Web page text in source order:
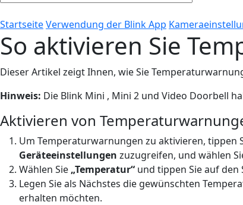
StartseiteVerwendung der Blink App
So aktivieren Sie
Dieser Artikel zeigt Ihnen, wie Sie
Hinweis: Die Blink Mini , Mini 2 und Video Doorbell
Aktivieren von
Um Temperaturwarnungen zu aktivieren, tippen
Geräteeinstellungen zuzugreifen, und wählen
Wählen Sie „Temperatur“ und tippen Sie auf den
Legen Sie als Nächstes die gewünschten
erhalten möchten.